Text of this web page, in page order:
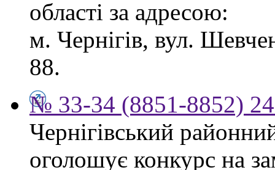
області за адресою:
м. Чернігів, вул.
88.
№ 33-34 (8851-8852) 24
Чернігівський
оголошує конкурс на